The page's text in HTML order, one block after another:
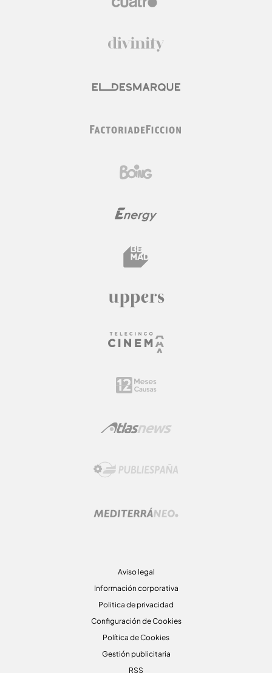
Aviso legal
Información corporativa
Politica de privacidad
Configuración de Cookies
Política de Cookies
Gestión publicitaria
RSS